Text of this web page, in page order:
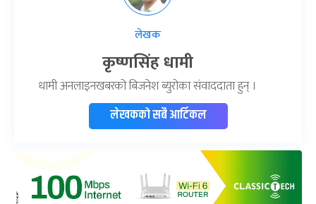
लेखक
कृष्णसिंह धामी
धामी अनलाइनखबरको बिजनेश ब्युरोका संवाददाता हुन् ।
लेखकको सबै आर्टिकल